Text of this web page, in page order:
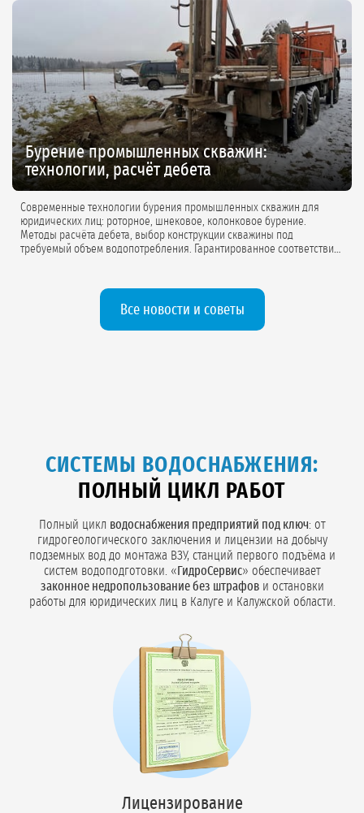
Бурение промышленных скважин:
технологии, расчёт дебета
Современные технологии бурения промышленных скважин для
юридических лиц: роторное, шнековое, колонковое бурение.
Методы расчёта дебета, выбор конструкции скважины под
требуемый объем водопотребления. Гарантированное соответствие
Все новости и советы
СИСТЕМЫ ВОДОСНАБЖЕНИЯ:
ПОЛНЫЙ ЦИКЛ РАБОТ
Полный цикл водоснабжения предприятий под ключ: от
гидрогеологического заключения и лицензии на добычу
подземных вод до монтажа ВЗУ, станций первого подъёма и
систем водоподготовки. «ГидроСервис» обеспечивает
законное недропользование без штрафови остановки
работы для юридических лиц в Калуге и Калужской области.
Лицензирование